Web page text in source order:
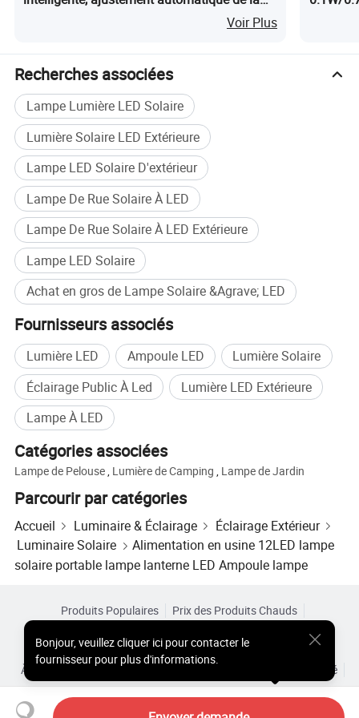
Voir Plus
Recherches associées
Lampe Lumière LED Solaire
Lumière Solaire LED Extérieure
Lampe LED Solaire D'extérieur
Lampe De Rue Solaire À LED
Lampe De Rue Solaire À LED Extérieure
Lampe LED Solaire
Achat en gros de Lampe Solaire &Agrave; LED
Fournisseurs associés
Lumière LED Ampoule LED
Lumière Solaire
Éclairage Public À Led
Lumière LED Extérieure
Lampe À LED
Catégories associées
Lampe de Pelouse, Lumière de Camping , Lampe de Jardin
Parcourir par catégories
Accueil Luminaire & Éclairage
Éclairage Extérieur
Luminaire Solaire
Alimentation en usine 12LED lampe
solaire portable lampe lanterne LED Ampoule lampe
Bonjour,veuillez cliquer ici pour contacter le
fournisseur pour plus d'informations.
Produits Populaires
Prix des Produits Chauds
Aperçus
À Propos de
Accord d’Utilisateur
Politique de Confidentialité
Contact
Copyright © 2026 Focus Technology Co., Ltd. All Rights Reserved